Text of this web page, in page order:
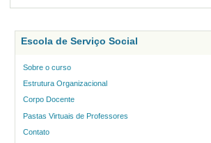
Serviço
UNIRIO
eventos
em
Mês
do
Escola de Serviço Social
Sobre o curso
Estrutura Organizacional
Corpo Docente
Pastas Virtuais de Professores
Contato